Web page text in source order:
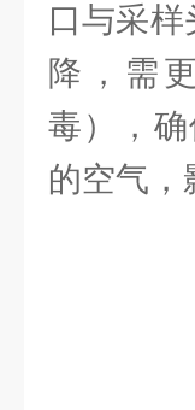
口与采
降，需
毒），
的空气，